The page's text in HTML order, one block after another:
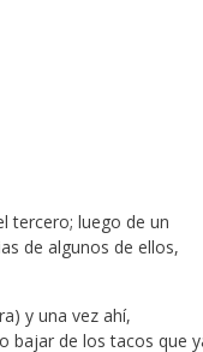
tercero; luego de un
de algunos de ellos,
y una vez ahí,
bajar de los tacos que